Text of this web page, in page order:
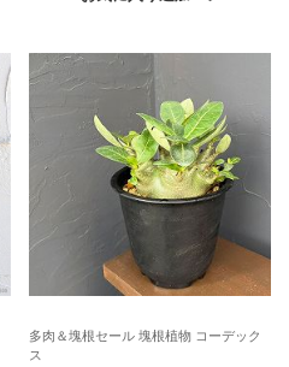
多肉＆塊根セール 塊根植物 コーデック
ス